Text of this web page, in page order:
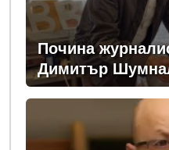
Почина
Димитър